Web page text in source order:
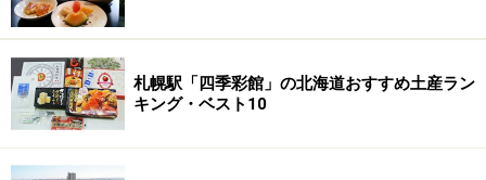
▼Osteria Giglio（ジリオ）
▼天ぷら こばし：天ぷら
▼大衆酒場 ASUNARO ：鉄板料理
▼博多もつ鍋 龍：もつ鍋
▼AZUBAR：バー
札幌駅「四季彩館」の北海道おすすめ土産ラン
キング・ベスト10